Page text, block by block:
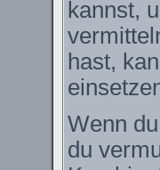
kannst,
hast,
Wenn
du